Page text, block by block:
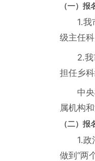
（一）报
1.
级主任
2.
担任乡
中
属机构
（二）
1.政
做到“两